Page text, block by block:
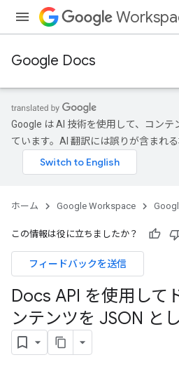
Google Docs
Google は AI 技術を使用して、コン
ています。AI 翻訳には誤りが含まれる
ホーム Google Workspace
この情報は役に立ちましたか？
フィードバックを送信
Docs API を使用して
ンテンツを JSON と